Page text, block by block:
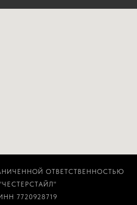
ОТВЕТСТВЕННОСТЬЮ
7720928719